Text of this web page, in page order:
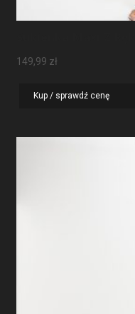
149,99 zł
Kup / sprawdź cenę